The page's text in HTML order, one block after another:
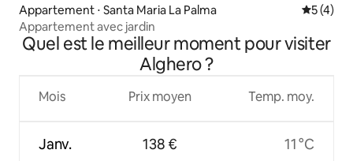
Appartement ⋅ Santa Maria La Palma
5 (4)
Appartement avec jardin
Quel est le meilleur moment pour visiter
Alghero ?
Mois
Janv.
Prix moyen
138 €
Temp. moy.
11 °C